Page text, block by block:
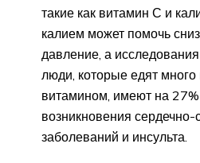
такие как витамин С и
калием может помочь
давление, а
люди, которые едят много
витамином, имеют на
возникновения сердечно-
заболеваний и инсульта.